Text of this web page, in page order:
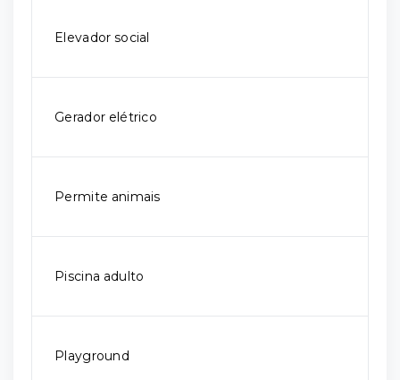
Elevador social
Gerador elétrico
Permite animais
Piscina adulto
Playground